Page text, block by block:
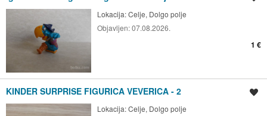
Lokacija:Celje, Dolgo polje
Objavljen:07.08.2026.
1 €
KINDER SURPRISE FIGURICA VEVERICA - 2
Lokacija:Celje, Dolgo polje